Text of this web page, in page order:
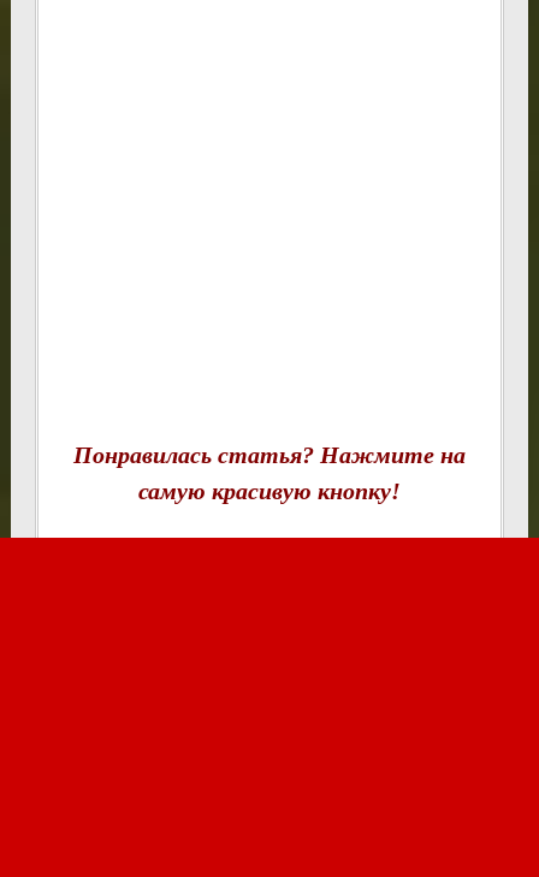
Понравилась статья? Нажмите на
самую красивую кнопку!